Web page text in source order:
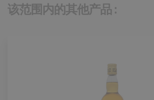
该范围内的其他产品 :